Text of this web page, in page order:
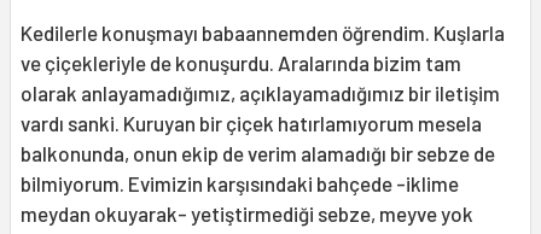
Kedilerle konuşmayı babaannemden öğrendim. Kuşlarla
ve çiçekleriyle de konuşurdu. Aralarında bizim tam
olarak anlayamadığımız, açıklayamadığımız bir iletişim
vardı sanki. Kuruyan bir çiçek hatırlamıyorum mesela
balkonunda, onun ekip de verim alamadığı bir sebze de
bilmiyorum. Evimizin karşısındaki bahçede -iklime
meydan okuyarak- yetiştirmediği sebze, meyve yok